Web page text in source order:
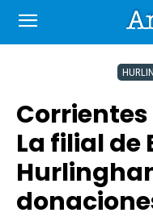
La filial de